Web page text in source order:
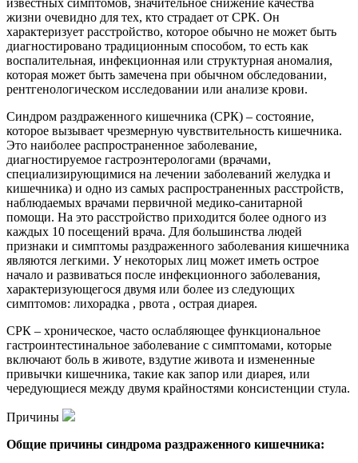
жизни очевидно для тех, кто страдает от СРК. Он
характеризует расстройство, которое обычно не может быть
диагностировано традиционным способом, то есть как
воспалительная, инфекционная или структурная аномалия,
которая может быть замечена при обычном обследовании,
рентгенологическом исследовании или анализе крови.
Синдром раздраженного кишечника (СРК) – состояние,
которое вызывает чрезмерную чувствительность кишечника.
Это наиболее распространенное заболевание,
диагностируемое гастроэнтерологами (врачами,
специализирующимися на лечении заболеваний желудка и
кишечника) и одно из самых распространенных расстройств,
наблюдаемых врачами первичной медико-санитарной
помощи. На это расстройство приходится более одного из
каждых 10 посещений врача. Для большинства людей
признаки и симптомы раздраженного заболевания кишечника
являются легкими. У некоторых лиц может иметь острое
начало и развиваться после инфекционного заболевания,
характеризующегося двумя или более из следующих
симптомов: лихорадка , рвота , острая диарея.
СРК – хроническое, часто ослабляющее функциональное
гастроинтестинальное заболевание с симптомами, которые
включают боль в животе, вздутие живота и измененные
привычки кишечника, такие как запор или диарея, или
чередующиеся между двумя крайностями консистенции стула.
Причины
Общие причины синдрома раздраженного кишечника: